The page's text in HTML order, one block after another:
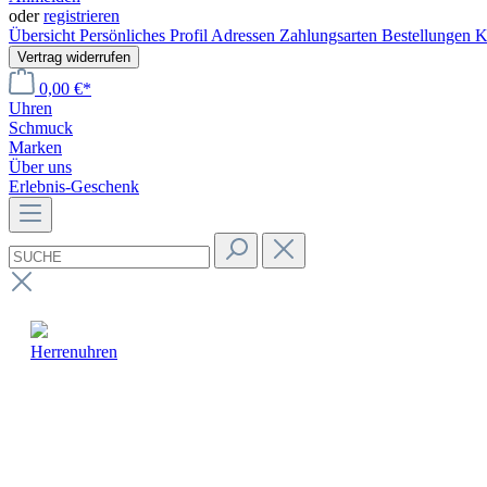
oderregistrieren
Übersicht Persönliches Profil Adressen Zahlungsarten Bestellungen
Vertrag widerrufen
0,00 €*
Uhren
Schmuck
Marken
Über uns
Erlebnis-Geschenk
Herrenuhren